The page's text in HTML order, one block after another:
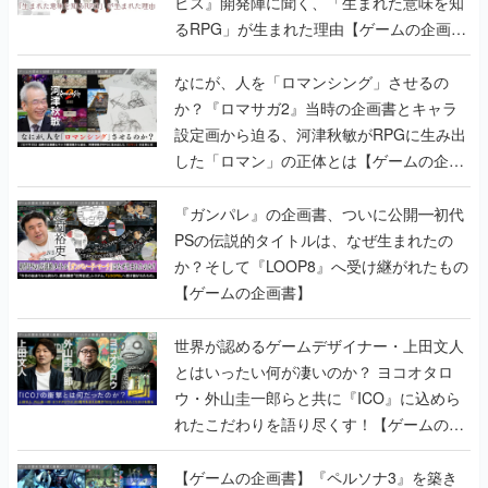
か？『ロマサガ2』当時の企画書とキャラ
設定画から迫る、河津秋敏がRPGに生み出
した「ロマン」の正体とは【ゲームの企画
書】
『ガンパレ』の企画書、ついに公開━初代
PSの伝説的タイトルは、なぜ生まれたの
か？そして『LOOP8』へ受け継がれたもの
【ゲームの企画書】
世界が認めるゲームデザイナー・上田文人
とはいったい何が凄いのか？ ヨコオタロ
ウ・外山圭一郎らと共に『ICO』に込めら
れたこだわりを語り尽くす！【ゲームの企
画書】
【ゲームの企画書】『ペルソナ3』を築き
上げたのは反骨心とリスペクトだった。赤
い企画書のもとに集った“愚連隊”がシリー
ズを生まれ変わらせるまで【橋野桂インタ